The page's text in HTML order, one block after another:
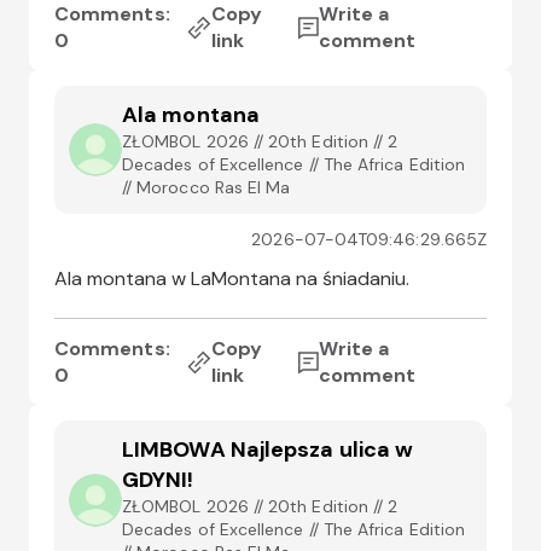
Comments:
0
Copy
link
Write a
comment
Ala montana
ZŁOMBOL 2026 // 20th Edition // 2
Decades of Excellence // The Africa Edition
// Morocco Ras El Ma
2026-07-04T09:46:29.665Z
Ala montana w LaMontana na śniadaniu.
Comments:
0
Copy
link
Write a
comment
LIMBOWA Najlepsza ulica w
GDYNI!
ZŁOMBOL 2026 // 20th Edition // 2
Decades of Excellence // The Africa Edition